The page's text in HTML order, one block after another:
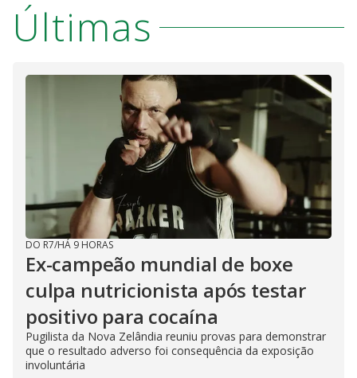
Últimas
DO R7/HÁ 9 HORAS
Ex-campeão mundial de boxe
culpa nutricionista após testar
positivo para cocaína
Pugilista da Nova Zelândia reuniu provas para demonstrar
que o resultado adverso foi consequência da exposição
involuntária